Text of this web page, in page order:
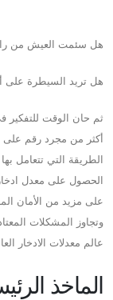
هل سئمت العيش من
هل تريد السيطرة على
ثم حان الوقت للتفكير
أكثر من مجرد رقم على
الطريقة التي تتعامل
الحصول على معدل
على مزيد من الأمان
وتجاوز المشكلات
عالم معدلات الادخار
الماخذ